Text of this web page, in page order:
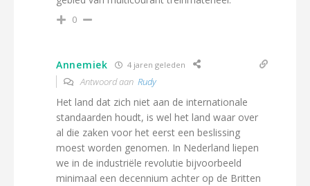
0
Annemiek 4 jaren geleden
Antwoord aan Rudy
Het land dat zich niet aan de internationale
standaarden houdt, is wel het land waar over
al die zaken voor het eerst een beslissing
moest worden genomen. In Nederland liepen
we in de industriële revolutie bijvoorbeeld
minimaal een decennium achter op de Britten